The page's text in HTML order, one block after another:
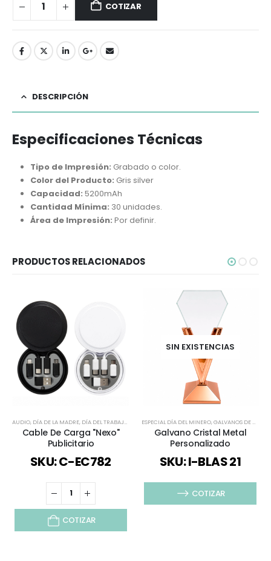
COTIZAR
DESCRIPCIÓN
Especificaciones Técnicas
Tipo de Impresión: Grabado o color.
Color del Producto: Gris silver
Capacidad: 5200mAh
Cantidad Mínima: 30 unidades.
Área de Impresión: Por definir.
PRODUCTOS RELACIONADOS
AUDIO, DÍA DE LA MADRE, DÍA DEL TRABAJADOR ESPECIAL DÍA DEL MINERO,ESPECIAL DÍA DEL
Cable De Carga "Nexo"
Publicitario
SKU: C-EC782
COTIZAR
SIN EXISTENCIAS
ESPECIAL DÍA DEL MINERO,GALVANOS DE CRISTAL
Galvano Cristal Metal
Personalizado
SKU: I-BLAS 21
COTIZAR